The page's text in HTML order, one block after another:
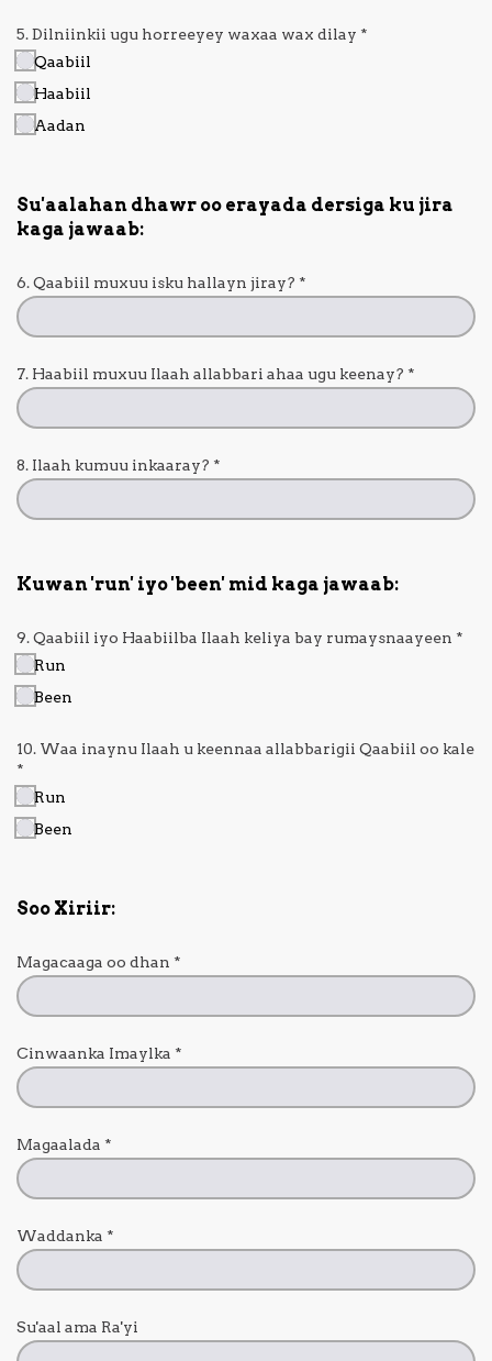
5. Dilniinkii ugu horreeyey waxaa wax dilay *
Qaabiil
Haabiil
Aadan
Su'aalahan dhawr oo erayada dersiga ku jira
kaga jawaab:
6. Qaabiil muxuu isku hallayn jiray? *
7. Haabiil muxuu Ilaah allabbari ahaa ugu keenay? *
8. Ilaah kumuu inkaaray? *
Kuwan 'run' iyo 'been' mid kaga jawaab:
9. Qaabiil iyo Haabiilba Ilaah keliya bay rumaysnaayeen *
Run
Been
10. Waa inaynu Ilaah u keennaa allabbarigii Qaabiil oo kale
*
Run
Been
Soo Xiriir:
Magacaaga oo dhan *
Cinwaanka Imaylka *
Magaalada *
Waddanka *
Su'aal ama Ra'yi